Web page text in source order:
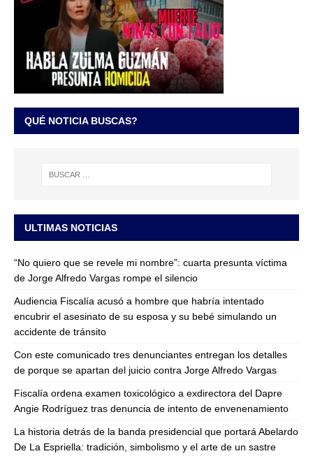
QUÉ NOTICIA BUSCAS?
ULTIMAS NOTICIAS
“No quiero que se revele mi nombre”: cuarta presunta víctima
de Jorge Alfredo Vargas rompe el silencio
Audiencia Fiscalía acusó a hombre que habría intentado
encubrir el asesinato de su esposa y su bebé simulando un
accidente de tránsito
Con este comunicado tres denunciantes entregan los detalles
de porque se apartan del juicio contra Jorge Alfredo Vargas
Fiscalía ordena examen toxicológico a exdirectora del Dapre
Angie Rodríguez tras denuncia de intento de envenenamiento
La historia detrás de la banda presidencial que portará Abelardo
De La Espriella: tradición, simbolismo y el arte de un sastre